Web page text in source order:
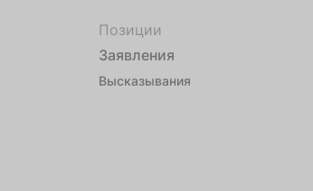
Позиции
Заявления
Высказывания